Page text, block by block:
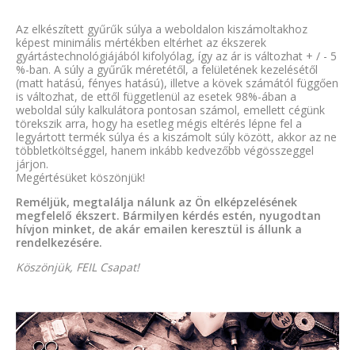
Az elkészített gyűrűk súlya a weboldalon kiszámoltakhoz
képest minimális mértékben eltérhet az ékszerek
gyártástechnológiájából kifolyólag, így az ár is változhat + / - 5
%-ban. A súly a gyűrűk méretétől, a felületének kezelésétől
(matt hatású, fényes hatású), illetve a kövek számától függően
is változhat, de ettől függetlenül az esetek 98%-ában a
weboldal súly kalkulátora pontosan számol, emellett cégünk
törekszik arra, hogy ha esetleg mégis eltérés lépne fel a
legyártott termék súlya és a kiszámolt súly között, akkor az ne
többletköltséggel, hanem inkább kedvezőbb végösszeggel
járjon.
Megértésüket köszönjük!
Reméljük, megtalálja nálunk az Ön elképzelésének
megfelelő ékszert. Bármilyen kérdés estén, nyugodtan
hívjon minket, de akár emailen keresztül is állunk a
rendelkezésére.
Köszönjük, FEIL Csapat!